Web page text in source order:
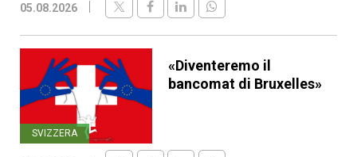
05.08.2026
SVIZZERA
«Diventeremo il
bancomat di Bruxelles»